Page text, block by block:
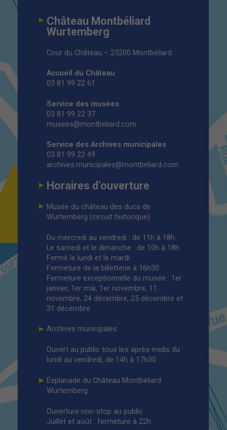
Château Montbéliard
Wurtemberg
Cour du Château – 25200 Montbéliard
Accueil du Château
03 81 99 22 61
Service des musées
03 81 99 22 37
musees@montbeliard.com
Service des Archives municipales
03 81 99 22 49
archives.municipales@montbeliard.com
Horaires d’ouverture
Musée du château des ducs de
Wurtemberg (circuit historique)
Du mercredi au vendredi : de 11h à 18h
Le samedi et le dimanche : de 10h à 18h
Fermé le lundi et le mardi
Fermeture de la billetterie à 16h30
Fermeture exceptionnelle du musée : 1 er
janvier, 1 er mai, 1 er novembre, 11
novembre, 24 décembre, 25 décembre et
31 décembre
Archives municipales
Ouvert au public tous les après-midis du
lundi au vendredi, de 14h à 17h30
Esplanade du Château Montbéliard
Wurtemberg
Ouverture non-stop au public
Juillet et août : fermeture à 22h